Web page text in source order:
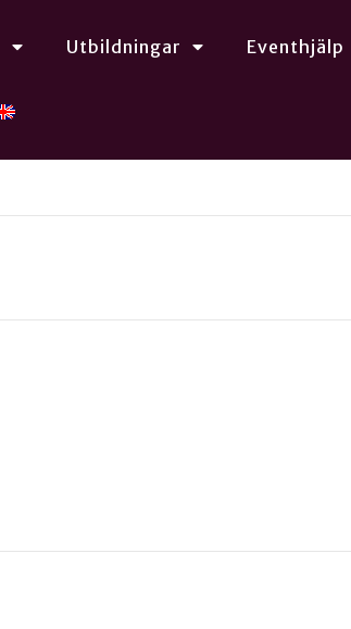
Utbildningar Eventhjälp